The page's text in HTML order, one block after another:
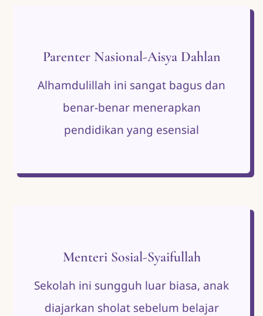
Parenter Nasional-Aisya Dahlan
Alhamdulillah ini sangat bagus dan
benar-benar menerapkan
pendidikan yang esensial
Menteri Sosial-Syaifullah
Sekolah ini sungguh luar biasa, anak
diajarkan sholat sebelum belajar